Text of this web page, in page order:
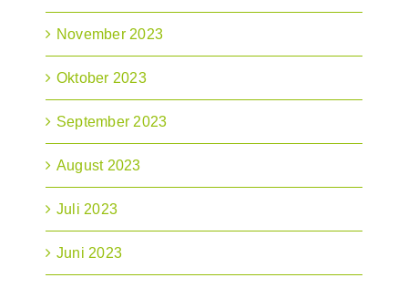
November 2023
Oktober 2023
September 2023
August 2023
Juli 2023
Juni 2023